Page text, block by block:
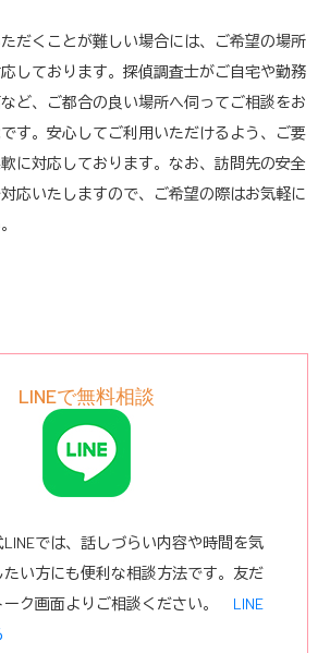
だくことが難しい場合には、ご希望の場所
しております。探偵調査士がご自宅や勤務
ど、ご都合の良い場所へ伺ってご相談をお
す。安心してご利用いただけるよう、ご要
に対応しております。なお、訪問先の安全
応いたしますので、ご希望の際はお気軽に
LINEで無料相談
では、話しづらい内容や時間を気
たい方にも便利な相談方法です。友だ
ーク画面よりご相談ください。 LINE